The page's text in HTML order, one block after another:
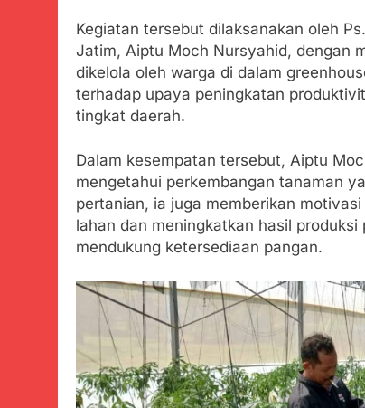
Juli 20,
Polda
Juli 20,
Juli 19,
Juli 19,
Selisih
Juli 16,
Wujud
Sentosa
Agustus 5,
SMA
Agustus 4,
Kegiatan tersebut dilaksanakan oleh
Jatim, Aiptu Moch Nursyahid, dengan
dikelola oleh warga di dalam
terhadap upaya peningkatan
tingkat daerah.
Dalam kesempatan tersebut, Aiptu
mengetahui perkembangan tanaman
pertanian, ia juga memberikan
lahan dan meningkatkan hasil
mendukung ketersediaan pangan.